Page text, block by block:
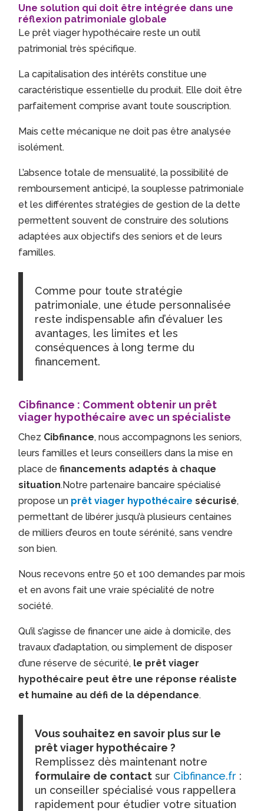
Une solution qui doit être intégrée dans une
réflexion patrimoniale globale
Le prêt viager hypothécaire reste un outil
patrimonial très spécifique.
La capitalisation des intérêts constitue une
caractéristique essentielle du produit. Elle doit être
parfaitement comprise avant toute souscription.
Mais cette mécanique ne doit pas être analysée
isolément.
L’absence totale de mensualité, la possibilité de
remboursement anticipé, la souplesse patrimoniale
et les différentes stratégies de gestion de la dette
permettent souvent de construire des solutions
adaptées aux objectifs des seniors et de leurs
familles.
Comme pour toute stratégie
patrimoniale, une étude personnalisée
reste indispensable afin d’évaluer les
avantages, les limites et les
conséquences à long terme du
financement.
Cibfinance : Comment obtenir un prêt
viager hypothécaire avec un spécialiste
Chez Cibfinance, nous accompagnons les seniors,
leurs familles et leurs conseillers dans la mise en
place definancements adaptés à chaque
situation.Notre partenaire bancaire spécialisé
propose un prêt viager hypothécaire sécurisé,
permettant de libérer jusqu’à plusieurs centaines
de milliers d’euros en toute sérénité, sans vendre
son bien.
Nous recevons entre 50 et 100 demandes par mois
et en avons fait une vraie spécialité de notre
société.
Qu’il s’agisse de financer une aide à domicile, des
travaux d’adaptation, ou simplement de disposer
d’une réserve de sécurité, le prêt viager
hypothécaire peut être une réponse réaliste
et humaine au défi de la dépendance.
Vous souhaitez en savoir plus sur le
prêt viager hypothécaire ?
Remplissez dès maintenant notre
formulaire de contact sur Cibfinance.fr :
un conseiller spécialisé vous rappellera
rapidement pour étudier votre situation